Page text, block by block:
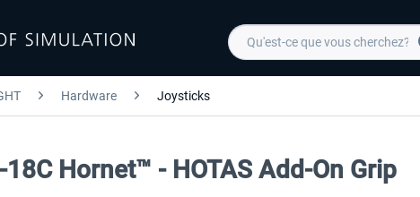
Hardware Joysticks
Hornet™ - HOTAS Add-On Grip